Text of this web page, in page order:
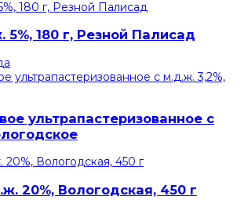
5%, 180 г, Резной Палисад
ультрапастеризованное с
20%, Вологодская, 450 г